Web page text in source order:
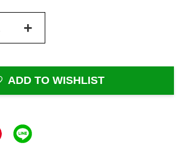
+
ADD TO WISHLIST